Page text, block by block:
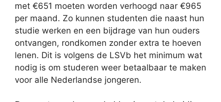
met €651 moeten worden verhoogd naar €965
per maand. Zo kunnen studenten die naast hun
studie werken en een bijdrage van hun ouders
ontvangen, rondkomen zonder extra te hoeven
lenen. Dit is volgens de LSVb het minimum wat
nodig is om studeren weer betaalbaar te maken
voor alle Nederlandse jongeren.